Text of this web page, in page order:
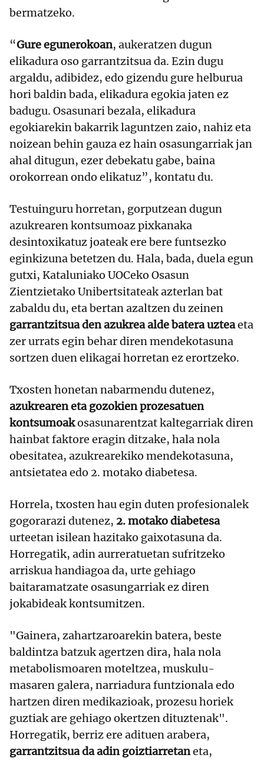
bermatzeko.
“Gure egunerokoan, aukeratzen dugun
elikadura oso garrantzitsua da. Ezin dugu
argaldu, adibidez, edo gizendu gure helburua
hori baldin bada, elikadura egokia jaten ez
badugu. Osasunari bezala, elikadura
egokiarekin bakarrik laguntzen zaio, nahiz eta
noizean behin gauza ez hain osasungarriak jan
ahal ditugun, ezer debekatu gabe, baina
orokorrean ondo elikatuz”, kontatu du.
Testuinguru horretan, gorputzean dugun
azukrearen kontsumoaz pixkanaka
desintoxikatuz joateak ere bere funtsezko
eginkizuna betetzen du. Hala, bada, duela egun
gutxi, Kataluniako UOCeko Osasun
Zientzietako Unibertsitateak azterlan bat
zabaldu du, eta bertan azaltzen du zeinen
garrantzitsua den azukrea alde batera uzteaeta
zer urrats egin behar diren mendekotasuna
sortzen duen elikagai horretan ez erortzeko.
Txosten honetan nabarmendu dutenez,
azukrearen eta gozokien prozesatuen
kontsumoakosasunarentzat kaltegarriak diren
hainbat faktore eragin ditzake, hala nola
obesitatea, azukrearekiko mendekotasuna,
antsietatea edo 2. motako diabetesa.
Horrela, txosten hau egin duten profesionalek
gogorarazi dutenez, 2. motako diabetesa
urteetan isilean hazitako gaixotasuna da.
Horregatik, adin aurreratuetan sufritzeko
arriskua handiagoa da, urte gehiago
baitaramatzate osasungarriak ez diren
jokabideak kontsumitzen.
"Gainera, zahartzaroarekin batera, beste
baldintza batzuk agertzen dira, hala nola
metabolismoaren moteltzea, muskulu-
masaren galera, narriadura funtzionala edo
hartzen diren medikazioak, prozesu horiek
guztiak are gehiago okertzen dituztenak".
Horregatik, berriz ere adituen arabera,
garrantzitsua da adin goiztiarretaneta,